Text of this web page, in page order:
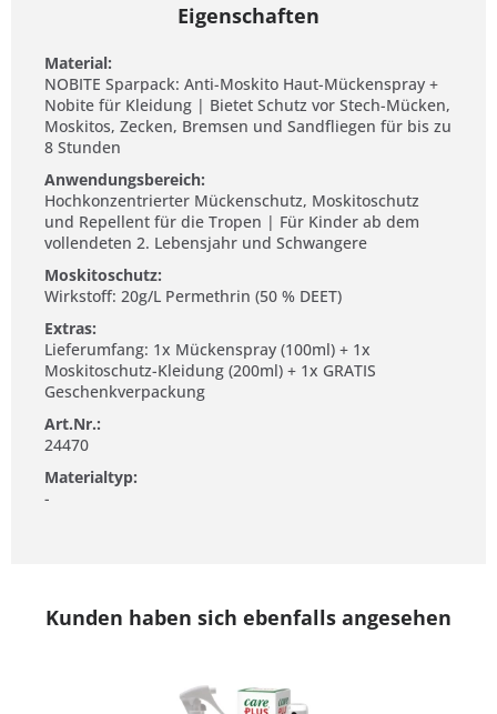
Eigenschaften
Material:
NOBITE Sparpack: Anti-Moskito Haut-Mückenspray +
Nobite für Kleidung | Bietet Schutz vor Stech-Mücken,
Moskitos, Zecken, Bremsen und Sandfliegen für bis zu
8 Stunden
Anwendungsbereich:
Hochkonzentrierter Mückenschutz, Moskitoschutz
und Repellent für die Tropen | Für Kinder ab dem
vollendeten 2. Lebensjahr und Schwangere
Moskitoschutz:
Wirkstoff: 20g/L Permethrin (50 % DEET)
Extras:
Lieferumfang: 1x Mückenspray (100ml) + 1x
Moskitoschutz-Kleidung (200ml) + 1x GRATIS
Geschenkverpackung
Art.Nr.:
24470
Materialtyp:
-
Kunden haben sich ebenfalls angesehen